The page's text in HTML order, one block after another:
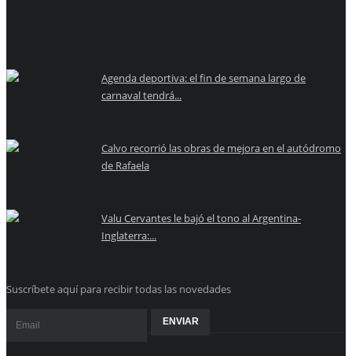
Agenda deportiva: el fin de semana largo de
carnaval tendrá...
Calvo recorrió las obras de mejora en el autódromo
de Rafaela
Valu Cervantes le bajó el tono al Argentina-
Inglaterra:...
Suscríbete aquí para recibir todas las novedades